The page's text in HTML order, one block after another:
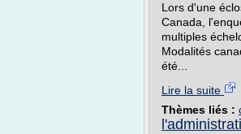
Lors d'une
Canada,
multiples
Modalités
été...
Lire la suite
Thèmes liés :